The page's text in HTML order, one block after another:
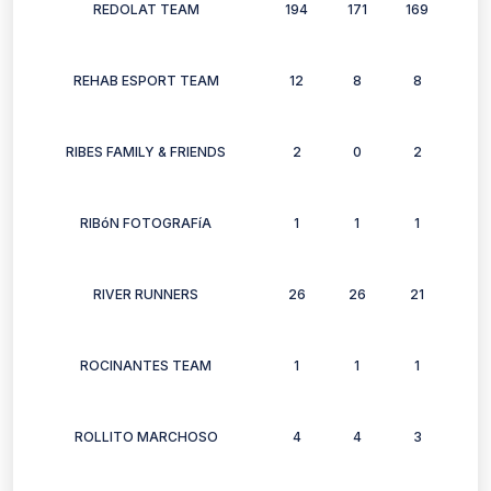
REDOLAT TEAM 194 171 169
REHAB ESPORT TEAM 12 8 8
RIBES FAMILY & FRIENDS 2 0 2
RIBóN FOTOGRAFíA 1 1 1
RIVER RUNNERS 26 26 21
ROCINANTES TEAM 1 1 1
ROLLITO MARCHOSO 4 4 3